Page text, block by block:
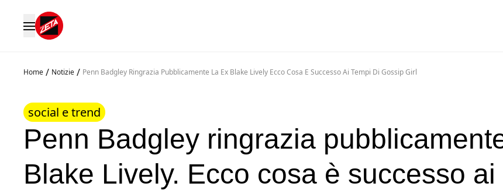
Home / Notizie / Penn Badgley Ringrazia Pubblicamente La Ex Blake Lively Ecco Cosa E Successo Ai Tempi Di Gossip Girl
social e trend
Penn Badgley ringrazia
Blake Lively. Ecco cosa è successo ai